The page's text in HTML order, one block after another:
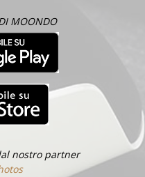
MOONDO
nostro partner